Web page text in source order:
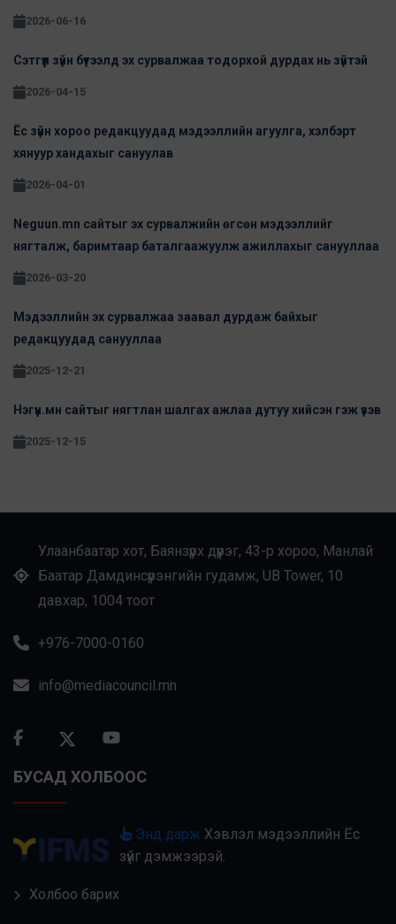
2026-06-16
Сэтгүүл зүйн бүтээлд эх сурвалжаа тодорхой дурдах нь зүйтэй
2026-04-15
Ёс зүйн хороо редакцуудад мэдээллийн агуулга, хэлбэрт
хянуур хандахыг сануулав
2026-04-01
Neguun.mn сайтыг эх сурвалжийн өгсөн мэдээллийг
нягталж, баримтаар баталгаажуулж ажиллахыг санууллаа
2026-03-20
Мэдээллийн эх сурвалжаа заавал дурдаж байхыг
редакцуудад санууллаа
2025-12-21
Нэгүүн.мн сайтыг нягтлан шалгах ажлаа дутуу хийсэн гэж үзэв
2025-12-15
Улаанбаатар хот, Баянзүрх дүүрэг, 43-р хороо, Манлай
Баатар Дамдинсүрэнгийн гудамж, UB Tower, 10
давхар, 1004 тоот
+976-7000-0160
info@mediacouncil.mn
БУСАД ХОЛБООС
Энд дарж Хэвлэл мэдээллийн Ёс
зүйг дэмжээрэй.
Холбоо барих